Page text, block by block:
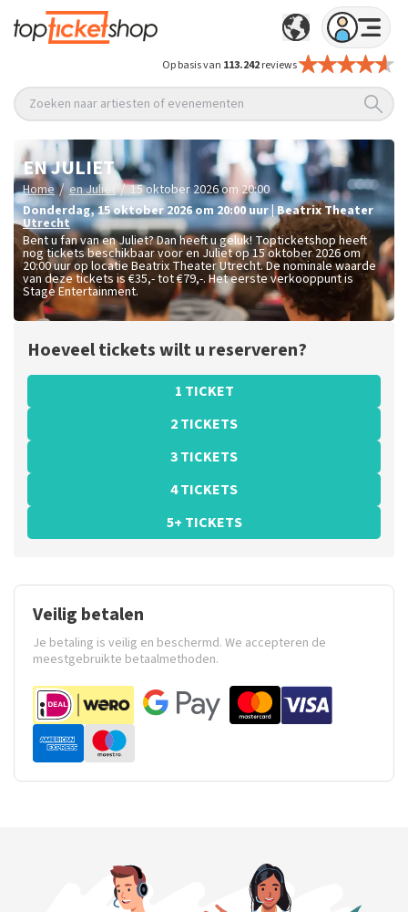
Op basis van 113.242reviews
Zoeken naar artiesten of evenementen
EN JULIET
Home / en Juliet / 15 oktober 2026 om 20:00
donderdag,15 oktober 2026 om 20:00uur|Beatrix Theater
Utrecht
Bent u fan van en Juliet? Dan heeft u geluk! Topticketshop heeft
nog tickets beschikbaar voor en Juliet op 15 oktober 2026 om
20:00 uur op locatie Beatrix Theater Utrecht. De nominale waarde
van deze tickets is €35,- tot €79,-. Het eerste verkooppunt is
Stage Entertainment.
Hoeveel tickets wilt u reserveren?
1 TICKET
2 TICKETS
3 TICKETS
4 TICKETS
5+ TICKETS
Veilig betalen
Je betaling is veilig en beschermd. We accepteren de
meestgebruikte betaalmethoden.